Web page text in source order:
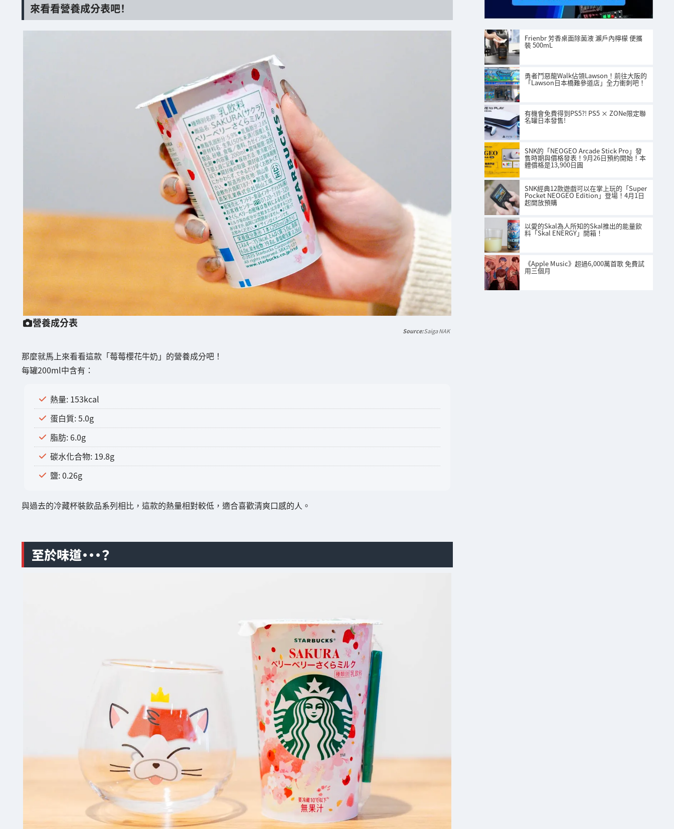
來看看營養成分表吧！
營養成分表
Saiga NAK
那麼就馬上來看看這款「莓莓櫻花牛奶」的營養成分吧！
每罐200ml中含有：
熱量: 153kcal
蛋白質: 5.0g
脂肪: 6.0g
碳水化合物: 19.8g
鹽: 0.26g
與過去的冷藏杯裝飲品系列相比，這款的熱量相對較低，適合喜歡清爽口感的人。
至於味道・・・？
Frienbr 芳香桌面除菌液 瀨戶內檸檬 便攜
裝 500mL
勇者鬥惡龍Walk佔領Lawson！前往大阪的
「Lawson日本橋難參道店」全力衝刺吧！
有機會免費得到PS5?! PS5 × ZONe限定聯
名罐日本發售!
SNK的「NEOGEO Arcade Stick Pro」發
售時期與價格發表！9月26日預約開始！本
體價格是13,900日圓
SNK經典12款遊戲可以在掌上玩的「Super
Pocket NEOGEO Edition」登場！4月1日
起開放預購
以愛的Skal為人所知的Skal推出的能量飲
料「Skal ENERGY」開箱！
《Apple Music》超過6,000萬首歌 免費試
用三個月